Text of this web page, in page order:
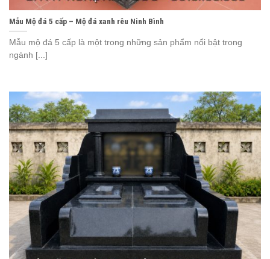
Mẫu Mộ đá 5 cấp – Mộ đá xanh rêu Ninh Bình
Mẫu mộ đá 5 cấp là một trong những sản phẩm nổi bật trong
ngành [...]